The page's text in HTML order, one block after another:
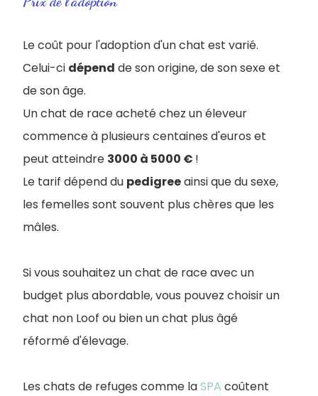
Le coût pour l'adoption d'un chat est varié.
Celui-ci dépend de son origine, de son sexe et
de son âge.
Un chat de race acheté chez un éleveur
commence à plusieurs centaines d'euros et
peut atteindre 3000 à 5000 € !
Le tarif dépend du pedigreeainsi que du sexe,
les femelles sont souvent plus chères que les
mâles.
Si vous souhaitez un chat de race avec un
budget plus abordable, vous pouvez choisir un
chat non Loof ou bien un chat plus âgé
réformé d'élevage.
Les chats de refuges comme laSPA coûtent